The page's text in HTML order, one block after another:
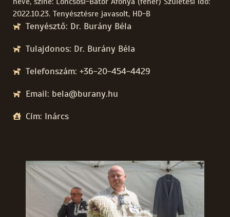
2022.10.23. Tenyésztésre javasolt, HD-B
Tenyésztő: Dr. Burány Béla
Tulajdonos: Dr. Burány Béla
Telefonszám: +36-20-454-4429
Email: bela@burany.hu
Cím: Inárcs